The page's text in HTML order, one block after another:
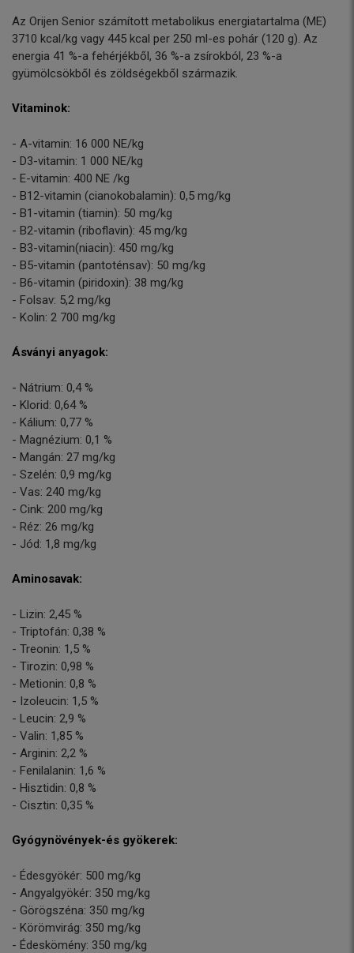
Az Orijen Senior számított metabolikus energiatartalma (ME)
3710 kcal/kg vagy 445 kcal per 250 ml-es pohár (120 g). Az
energia 41 %-a fehérjékből, 36 %-a zsírokból, 23 %-a
gyümölcsökből és zöldségekből származik.
Vitaminok:
- A-vitamin: 16 000 NE/kg
- D3-vitamin: 1 000 NE/kg
- E-vitamin: 400 NE /kg
- B12-vitamin (cianokobalamin): 0,5 mg/kg
- B1-vitamin (tiamin): 50 mg/kg
- B2-vitamin (riboflavin): 45 mg/kg
- B3-vitamin(niacin): 450 mg/kg
- B5-vitamin (pantoténsav): 50 mg/kg
- B6-vitamin (piridoxin): 38 mg/kg
- Folsav: 5,2 mg/kg
- Kolin: 2 700 mg/kg
Ásványi anyagok:
- Nátrium: 0,4 %
- Klorid: 0,64 %
- Kálium: 0,77 %
- Magnézium: 0,1 %
- Mangán: 27 mg/kg
- Szelén: 0,9 mg/kg
- Vas: 240 mg/kg
- Cink: 200 mg/kg
- Réz: 26 mg/kg
- Jód: 1,8 mg/kg
Aminosavak:
- Lizin: 2,45 %
- Triptofán: 0,38 %
- Treonin: 1,5 %
- Tirozin: 0,98 %
- Metionin: 0,8 %
- Izoleucin: 1,5 %
- Leucin: 2,9 %
- Valin: 1,85 %
- Arginin: 2,2 %
- Fenilalanin: 1,6 %
- Hisztidin: 0,8 %
- Cisztin: 0,35 %
Gyógynövények-és gyökerek:
- Édesgyökér: 500 mg/kg
- Angyalgyökér: 350 mg/kg
- Görögszéna: 350 mg/kg
- Körömvirág: 350 mg/kg
- Édeskömény: 350 mg/kg